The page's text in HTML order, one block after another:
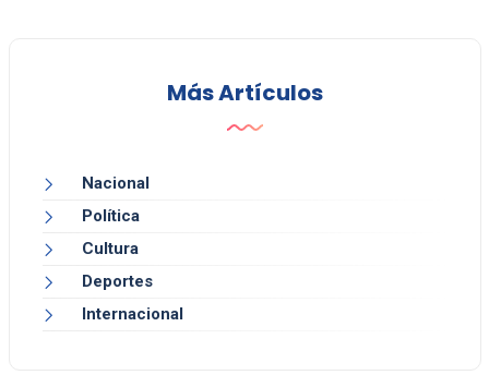
Más Artículos
Nacional
Política
Cultura
Deportes
Internacional